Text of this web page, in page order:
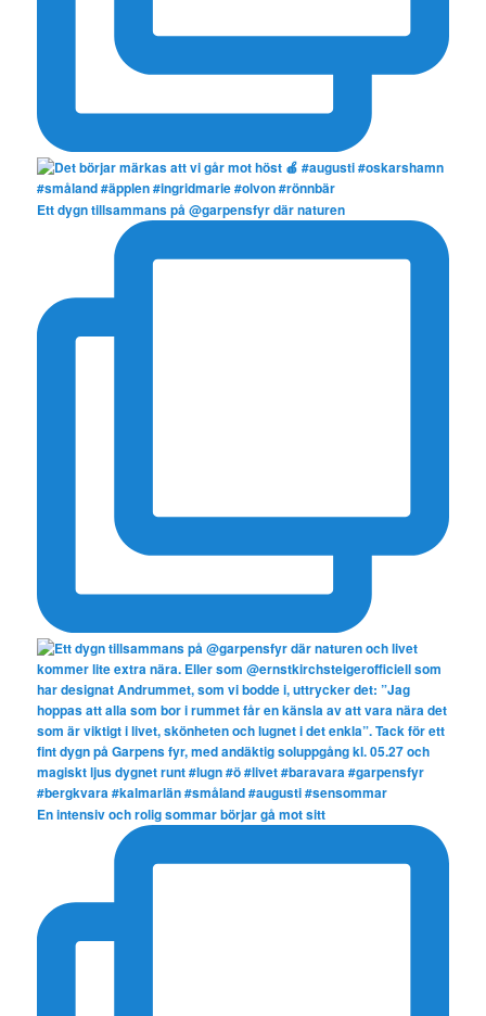
Ett dygn tillsammans på @garpensfyr där naturen
En intensiv och rolig sommar börjar gå mot sitt